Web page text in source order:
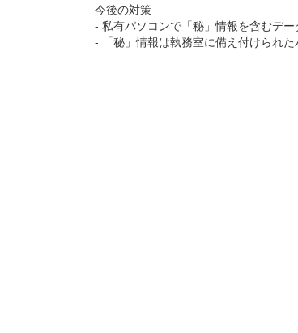
今後の対策
- 私有パソコンで「秘」情報を含むデ
- 「秘」情報は執務室に備え付けられた